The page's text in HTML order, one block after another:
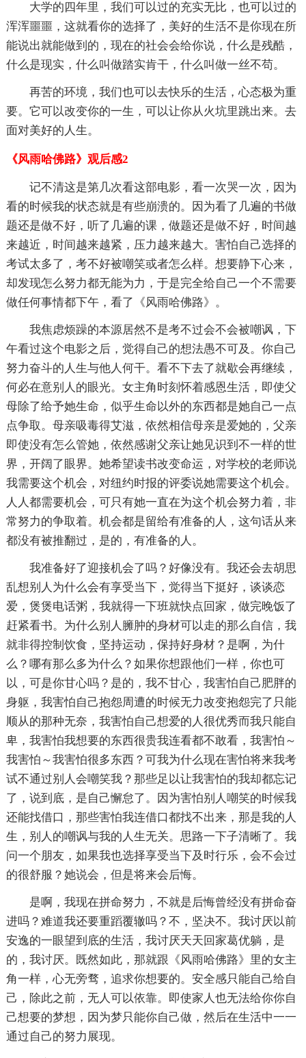
大学的四年里，我们可以过的充实无比，也可以过的
浑浑噩噩，这就看你的选择了，美好的生活不是你现在所
能说出就能做到的，现在的社会会给你说，什么是残酷，
什么是现实，什么叫做踏实肯干，什么叫做一丝不苟。
再苦的环境，我们也可以去快乐的生活，心态极为重
要。它可以改变你的一生，可以让你从火坑里跳出来。去
面对美好的人生。
《风雨哈佛路》观后感2
记不清这是第几次看这部电影，看一次哭一次，因为
看的时候我的状态就是有些崩溃的。因为看了几遍的书做
题还是做不好，听了几遍的课，做题还是做不好，时间越
来越近，时间越来越紧，压力越来越大。害怕自己选择的
考试太多了，考不好被嘲笑或者怎么样。想要静下心来，
却发现怎么努力都无能为力，于是完全给自己一个不需要
做任何事情都下午，看了《风雨哈佛路》。
我焦虑烦躁的本源居然不是考不过会不会被嘲讽，下
午看过这个电影之后，觉得自己的想法愚不可及。你自己
努力奋斗的人生与他人何干。看不下去了就歇会再继续，
何必在意别人的眼光。女主角时刻怀着感恩生活，即使父
母除了给予她生命，似乎生命以外的东西都是她自己一点
点争取。母亲吸毒得艾滋，依然相信母亲是爱她的，父亲
即使没有怎么管她，依然感谢父亲让她见识到不一样的世
界，开阔了眼界。她希望读书改变命运，对学校的老师说
我需要这个机会，对纽约时报的评委说她需要这个机会。
人人都需要机会，可只有她一直在为这个机会努力着，非
常努力的争取着。机会都是留给有准备的人，这句话从来
都没有被推翻过，是的，有准备的人。
我准备好了迎接机会了吗？好像没有。我还会去胡思
乱想别人为什么会有享受当下，觉得当下挺好，谈谈恋
爱，煲煲电话粥，我就得一下班就快点回家，做完晚饭了
赶紧看书。为什么别人臃肿的身材可以走的那么自信，我
就非得控制饮食，坚持运动，保持好身材？是啊，为什
么？哪有那么多为什么？如果你想跟他们一样，你也可
以，可是你甘心吗？是的，我不甘心，我害怕自己肥胖的
身躯，我害怕自己抱怨周遭的时候无力改变抱怨完了只能
顺从的那种无奈，我害怕自己想爱的人很优秀而我只能自
卑，我害怕我想要的东西很贵我连看都不敢看，我害怕～
我害怕～我害怕很多东西？可我为什么现在害怕将来我考
试不通过别人会嘲笑我？那些足以让我害怕的我却都忘记
了，说到底，是自己懈怠了。因为害怕别人嘲笑的时候我
还能找借口，那些害怕我连借口都找不出来，那是我的人
生，别人的嘲讽与我的人生无关。思路一下子清晰了。我
问一个朋友，如果我也选择享受当下及时行乐，会不会过
的很舒服？她说会，但是将来会后悔。
是啊，我现在拼命努力，不就是后悔曾经没有拼命奋
进吗？难道我还要重蹈覆辙吗？不，坚决不。我讨厌以前
安逸的一眼望到底的生活，我讨厌天天回家葛优躺，是
的，我讨厌。既然如此，那就跟《风雨哈佛路》里的女主
角一样，心无旁骛，追求你想要的。安全感只能自己给自
己，除此之前，无人可以依靠。即使家人也无法给你你自
己想要的梦想，因为梦只能你自己做，然后在生活中一一
通过自己的努力展现。